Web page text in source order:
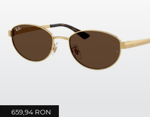
659,94 RON